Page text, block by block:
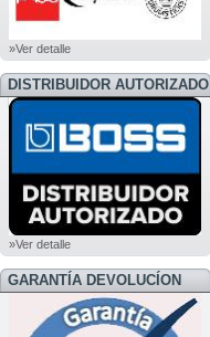
»Ver detalle
DISTRIBUIDOR AUTORIZADO
BOSS
»Ver detalle
GARANTÍA DEVOLUCÍON